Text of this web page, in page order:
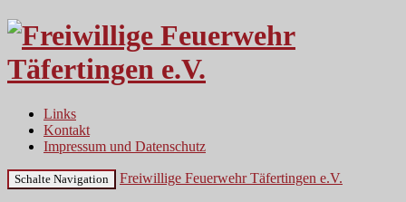
Links
Kontakt
Impressum und Datenschutz
Schalte Navigation Freiwillige Feuerwehr Täfertingen e.V.